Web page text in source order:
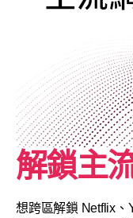
解鎖主
想跨區解鎖 Netflix、